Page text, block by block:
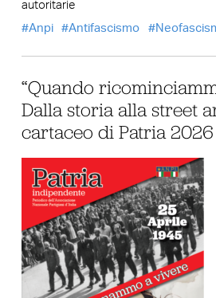
autoritarie
Anpi
Antifascismo
“Quando
Dalla storia alla street
cartaceo di Patria 2026